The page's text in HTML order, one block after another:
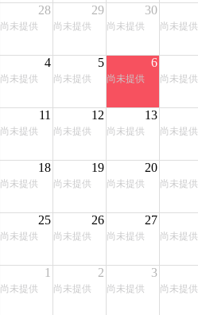
28
尚未提供
29
尚未提供
30
尚未提供 尚未提供
4
尚未提供
5
尚未提供
6
尚未提供 尚未提供
11
尚未提供
12
尚未提供
13
尚未提供 尚未提供
18
尚未提供
19
尚未提供
20
尚未提供 尚未提供
25
尚未提供
26
尚未提供
27
尚未提供 尚未提供
1
尚未提供
2
尚未提供
3
尚未提供 尚未提供